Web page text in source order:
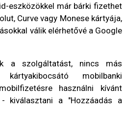
eszközökkel már bárki fizethet
Curve vagy Monese kártyája,
válik elérhetővé a Google
a szolgáltatást, nincs más
mobilbanki
használni kívánt
kiválasztani a "Hozzáadás a